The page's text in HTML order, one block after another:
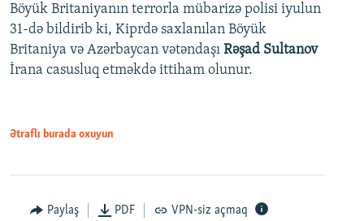
Böyük Britaniyanın terrorla mübarizə polisi iyulun
31-də bildirib ki, Kiprdə saxlanılan Böyük
Britaniya və Azərbaycan vətəndaşı Rəşad Sultanov
İrana casusluq etməkdə ittiham olunur.
Ətraflı burada oxuyun
Paylaş PDF VPN-siz açmaq